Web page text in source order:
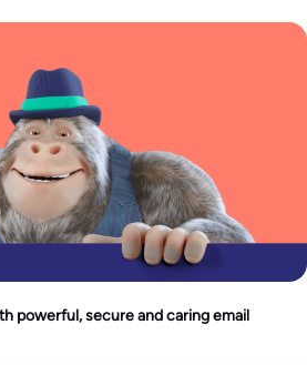
powerful, secure and caring email